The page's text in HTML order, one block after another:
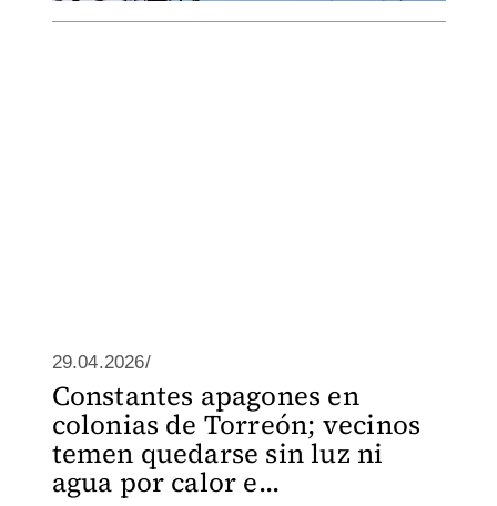
29.04.2026/
Constantes apagones en
colonias de Torreón; vecinos
temen quedarse sin luz ni
agua por calor e...